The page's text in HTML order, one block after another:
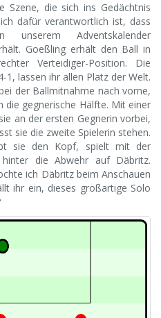
Szene, die sich ins Gedächtnis
dafür verantwortlich ist, dass
Adventskalender
Goeßling erhält den Ball in
Verteidiger-Position. Die
1, lassen ihr allen Platz der Welt.
der Ballmitnahme nach vorne,
gegnerische Hälfte. Mit einer
an der ersten Gegnerin vorbei,
sie die zweite Spielerin stehen.
sie den Kopf, spielt mit der
hinter die Abwehr auf Däbritz.
ich Däbritz beim Anschauen
ihr ein, dieses großartige Solo